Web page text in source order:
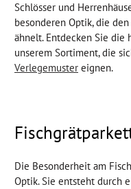
Schlösser und
besonderen Optik, die
ähnelt. Entdecken Sie die
unserem Sortiment, die
Verlegemuster eignen.
Die Besonderheit am
Optik. Sie entsteht durch